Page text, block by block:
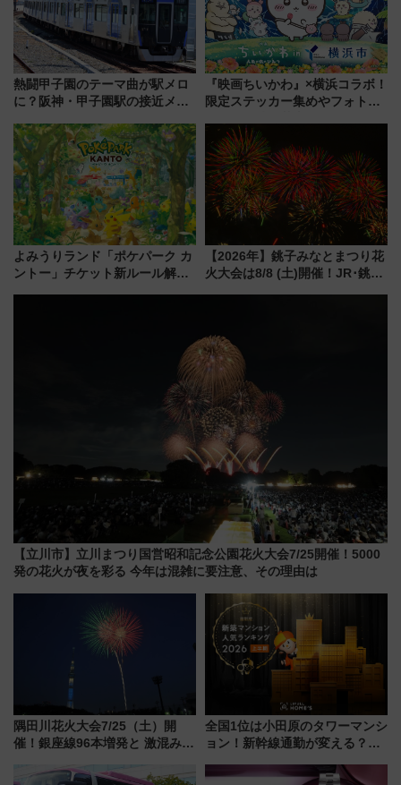
熱闘甲子園のテーマ曲が駅メロ
に？阪神・甲子園駅の接近メロ
谷実アレンジの特別仕様へ、8月
5日始発から
『映画ちいかわ』×横浜コラボ！
限定ステッカー集めやフォトス
いを満喫しよう（花火鑑賞会応
募は7/12まで！）
よみうりランド「ポケパーク カ
ントー」チケット新ルール解
【2026年】銚子みなとまつり花
火大会は8/8 (土)開催！JR･銚子
【立川市】立川まつり国営昭和記念公園花火大会7/25開催！5000
発の花火が夜を彩る 今年は混雑に要注意、その理由は
隅田川花火大会7/25（土）開
催！銀座線96本増発と 激混みの
アクセス攻略法、2万発の花火が
全国1位は小田原のタワーマンシ
ョン！新幹線通勤が変える？
【新築マンション人気ランキン